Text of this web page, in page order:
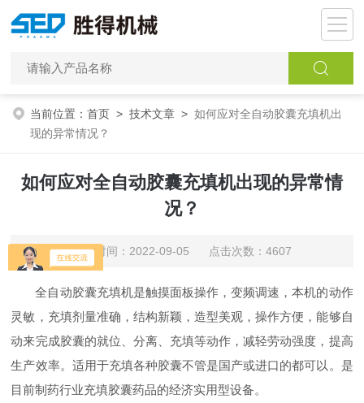
当前位置：首页 >技术文章 >如何应对全自动胶囊充填机出
现的异常情况？
如何应对全自动胶囊充填机出现的异常情
况？
更新时间：2022-09-05 点击次数：4607
全自动胶囊充填机是触摸面板操作，变频调速，本机的动作
灵敏，充填剂量准确，结构新颖，造型美观，操作方便，能够自
动来完成胶囊的就位、分离、充填等动作，减轻劳动强度，提高
生产效率。适用于充填各种胶囊不管是国产或进口的都可以。是
目前制药行业充填胶囊药品的经济实用型设备。